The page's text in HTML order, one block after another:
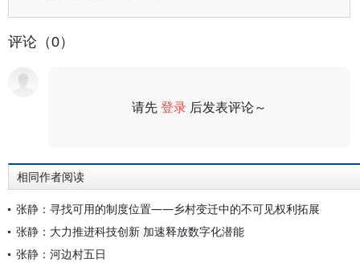
评论（0）
请先登录 后发表评论～
相同作者阅读
张静：寻找可用的制度位置——乡村变迁中的不可见权利拓展
张静：大力推进科技创新 加速释放数字化潜能
张静：河边村五日